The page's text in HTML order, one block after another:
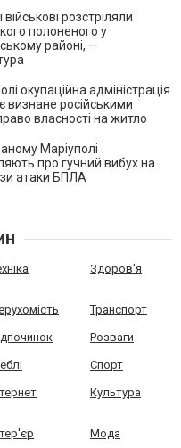
військові розстріляли
полоненого у
районі, —
окупаційна адміністрація
визнане російськими
власності на житло
Маріуполі
про гучний вибух на
атаки БПЛА
Здоров'я
Транспорт
Розваги
Спорт
Культура
Мода